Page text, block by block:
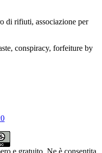
di rifiuti, associazione per
conspiracy, forfeiture by
e gratuito. Ne è consentita